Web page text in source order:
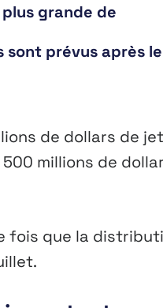
grande de
sont prévus après le
de dollars de
millions de
fois que la